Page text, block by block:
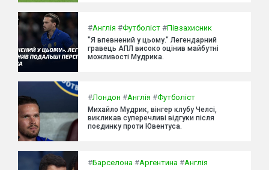
#Англія #Футболіст #Півзахисник
"Я впевнений у цьому." Легендарний
гравець АПЛ високо оцінив майбутні
можливості Мудрика.
#Лондон #Англія #Футболіст
Михайло Мудрик, вінгер клубу Челсі,
викликав суперечливі відгуки після
поєдинку проти Ювентуса.
#Барселона #Аргентина #Англія